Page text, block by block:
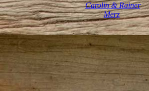
Carolin & Rainer
Merz